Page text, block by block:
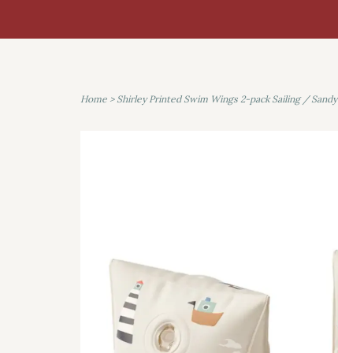
Home > Shirley Printed Swim Wings 2-pack Sailing / Sandy